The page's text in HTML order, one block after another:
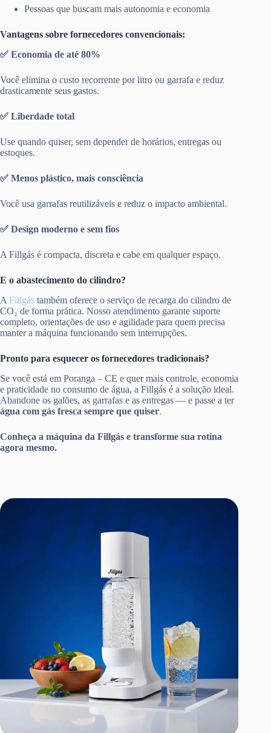
Pessoas que buscam mais autonomia e economia
Vantagens sobre fornecedores convencionais:
✅ Economia de até 80%
Você elimina o custo recorrente por litro ou garrafa e reduz
drasticamente seus gastos.
✅ Liberdade total
Use quando quiser, sem depender de horários, entregas ou
estoques.
✅ Menos plástico, mais consciência
Você usa garrafas reutilizáveis e reduz o impacto ambiental.
✅ Design moderno e sem fios
A Fillgás é compacta, discreta e cabe em qualquer espaço.
E o abastecimento do cilindro?
A Fillgás também oferece o serviço de recarga do cilindro de
CO₂ de forma prática. Nosso atendimento garante suporte
completo, orientações de uso e agilidade para quem precisa
manter a máquina funcionando sem interrupções.
Pronto para esquecer os fornecedores tradicionais?
Se você está em Poranga – CE e quer mais controle, economia
e praticidade no consumo de água, a Fillgás é a solução ideal.
Abandone os galões, as garrafas e as entregas — e passe a ter
água com gás fresca sempre que quiser.
Conheça a máquina da Fillgás e transforme sua rotina
agora mesmo.